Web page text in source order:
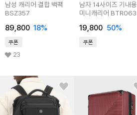
남성 캐리어 결합 백팩
BSZ357
89,800 18%
쿠폰
23
남자 14사이즈 기내용
미니캐리어 BTR063
19,800 50%
쿠폰